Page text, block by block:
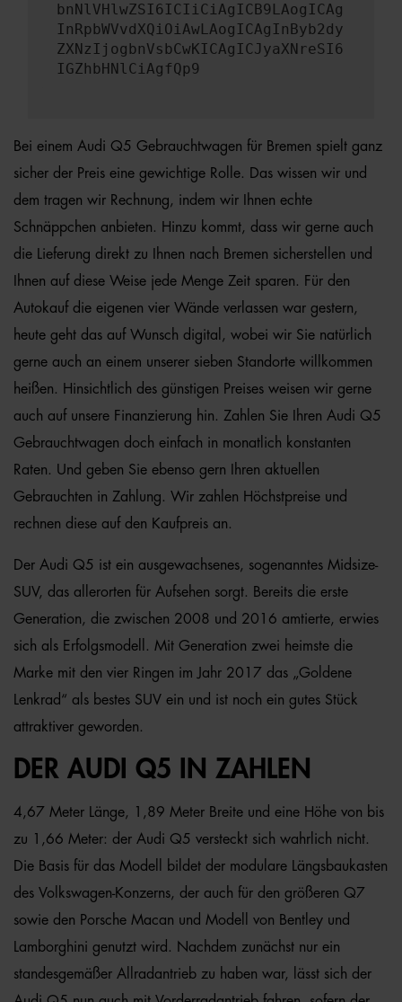
bnNlVHlwZSI6ICIiCiAgICB9LAogICAg
InRpbWVvdXQiOiAwLAogICAgInByb2dy
ZXNzIjogbnVsbCwKICAgICJyaXNreSI6
IGZhbHNlCiAgfQp9
Bei einem Audi Q5 Gebrauchtwagen für Bremen spielt ganz
sicher der Preis eine gewichtige Rolle. Das wissen wir und
dem tragen wir Rechnung, indem wir Ihnen echte
Schnäppchen anbieten. Hinzu kommt, dass wir gerne auch
die Lieferung direkt zu Ihnen nach Bremen sicherstellen und
Ihnen auf diese Weise jede Menge Zeit sparen. Für den
Autokauf die eigenen vier Wände verlassen war gestern,
heute geht das auf Wunsch digital, wobei wir Sie natürlich
gerne auch an einem unserer sieben Standorte willkommen
heißen. Hinsichtlich des günstigen Preises weisen wir gerne
auch auf unsere Finanzierung hin. Zahlen Sie Ihren Audi Q5
Gebrauchtwagen doch einfach in monatlich konstanten
Raten. Und geben Sie ebenso gern Ihren aktuellen
Gebrauchten in Zahlung. Wir zahlen Höchstpreise und
rechnen diese auf den Kaufpreis an.
Der Audi Q5 ist ein ausgewachsenes, sogenanntes Midsize-
SUV, das allerorten für Aufsehen sorgt. Bereits die erste
Generation, die zwischen 2008 und 2016 amtierte, erwies
sich als Erfolgsmodell. Mit Generation zwei heimste die
Marke mit den vier Ringen im Jahr 2017 das „Goldene
Lenkrad“ als bestes SUV ein und ist noch ein gutes Stück
attraktiver geworden.
DER AUDI Q5 IN ZAHLEN
4,67 Meter Länge, 1,89 Meter Breite und eine Höhe von bis
zu 1,66 Meter: der Audi Q5 versteckt sich wahrlich nicht.
Die Basis für das Modell bildet der modulare Längsbaukasten
des Volkswagen-Konzerns, der auch für den größeren Q7
sowie den Porsche Macan und Modell von Bentley und
Lamborghini genutzt wird. Nachdem zunächst nur ein
standesgemäßer Allradantrieb zu haben war, lässt sich der